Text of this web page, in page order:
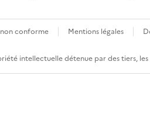
conforme Mentions légales
intellectuelle détenue par des tiers,